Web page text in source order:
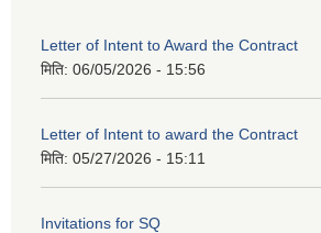
Letter of Intent to Award the Contract
मिति: 06/05/2026 - 15:56
Letter of Intent to award the Contract
मिति: 05/27/2026 - 15:11
Invitations for SQ